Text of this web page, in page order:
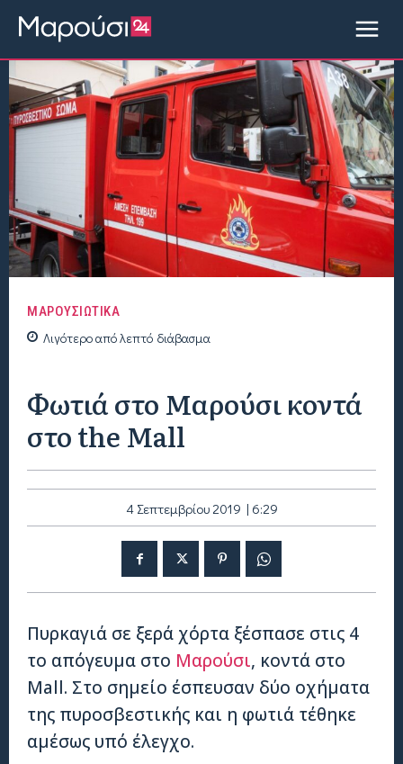
ΜΑΡΟΥΣΙΩΤΙΚΑ
Λιγότερο απόλεπτό διάβασμα
Φωτιά στο Μαρούσι κοντά
στο the Mall
4 Σεπτεμβρίου 2019 | 6:29
Πυρκαγιά σε ξερά χόρτα ξέσπασε στις 4
το απόγευμα στο Μαρούσι, κοντά στο
Mall. Στο σημείο έσπευσαν δύο οχήματα
της πυροσβεστικής και η φωτιά τέθηκε
αμέσως υπό έλεγχο.